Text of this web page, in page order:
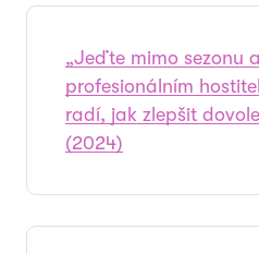
„Jeďte mimo sezonu
profesionálním
radí, jak zlepšit
(2024)